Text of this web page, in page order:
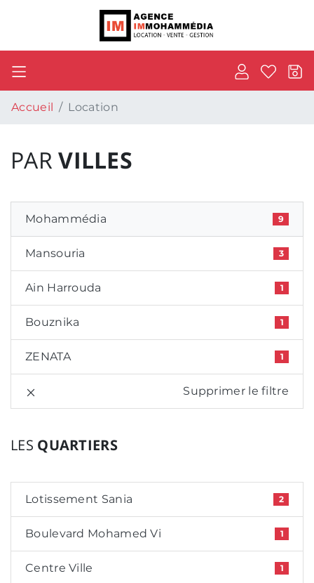
Accueil Location
PARVILLES
Mohammédia 9
Mansouria 3
Ain Harrouda 1
Bouznika 1
ZENATA 1
Supprimer le filtre
LES QUARTIERS
Lotissement Sania 2
Boulevard Mohamed Vi 1
Centre Ville 1